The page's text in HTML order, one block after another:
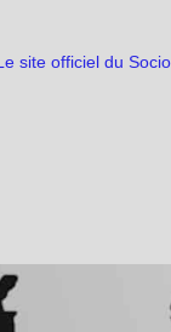
site officiel du